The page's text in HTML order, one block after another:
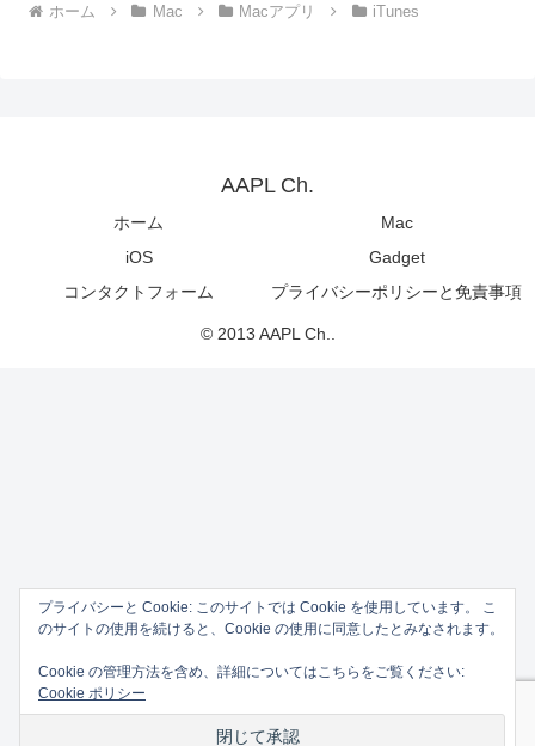
ホーム Mac Macアプリ iTunes
AAPL Ch.
ホーム
Mac
iOS
Gadget
コンタクトフォーム
プライバシーポリシーと免責事項
© 2013 AAPL Ch..
プライバシーと Cookie: このサイトでは Cookie を使用しています。 こ
のサイトの使用を続けると、Cookie の使用に同意したとみなされます。
Cookie の管理方法を含め、詳細についてはこちらをご覧ください:
Cookie ポリシー